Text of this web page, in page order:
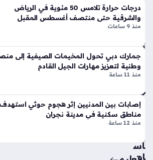
س
وبر
سب
ورت
س
تك
سر
عد
الت
ص
م
الت
ال
شي
ترو
ي
تفا
صي
ل
الح
اد
ث
أس
او
درجات حرارة تلامس 50 مئوية في الرياض
والشرقية حتى منتصف أغسطس المقبل
منذ 9 ساعات
جمارك دبي تحول المخيمات الصيفية إلى
وطنية لتعزيز مهارات الجيل القادم
منذ 11 ساعة
إصابات بين المدنيين إثر هجوم حوثي استهدف
مناطق سكنية في مدينة نجران
منذ 12 ساعة